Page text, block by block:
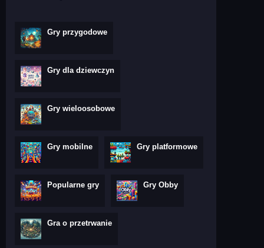
Gry przygodowe
Gry dla dziewczyn
Gry wieloosobowe
Gry mobilne Gry platformowe
Popularne gry Gry Obby
Gra o przetrwanie